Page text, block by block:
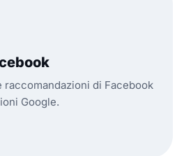
di Facebook
Google.